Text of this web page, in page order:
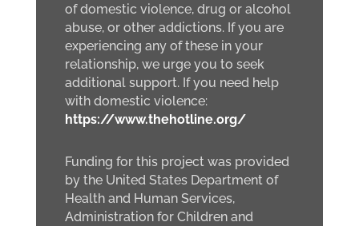
of domestic violence, drug or alcohol
abuse, or other addictions. If you are
experiencing any of these in your
relationship, we urge you to seek
additional support. If you need help
with domestic violence:
https://www.thehotline.org/
Funding for this project was provided
by the United States Department of
Health and Human Services,
Administration for Children and